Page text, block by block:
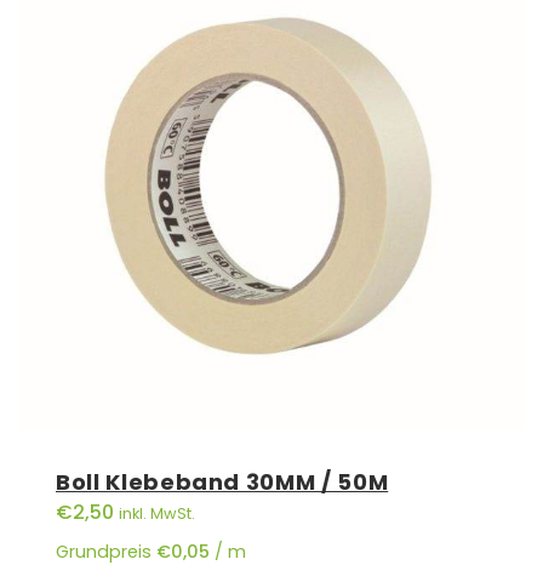
Boll Klebeband 30MM / 50M
€2,50 inkl. MwSt.
Grundpreis €0,05 / m